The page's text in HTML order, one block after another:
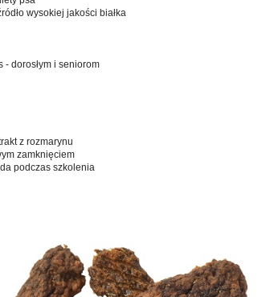
wysokiej jakości białka
- dorosłym i seniorom
z rozmarynu
zamknięciem
podczas szkolenia